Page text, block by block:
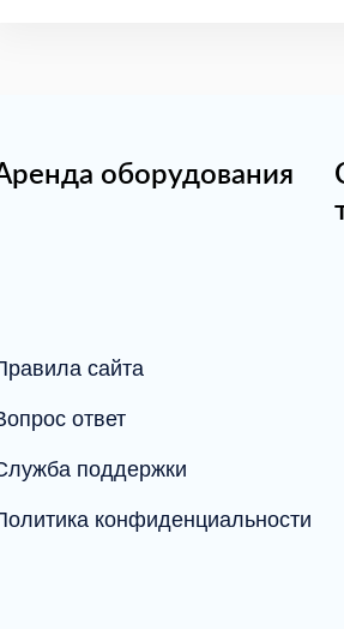
оборудования
сайта
ответ
поддержки
конфиденциальности